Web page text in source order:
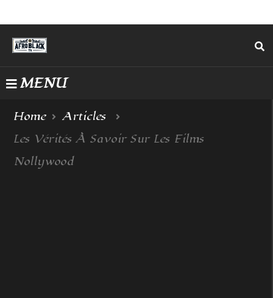
MENU
Home
Articles
Les Vérités À Savoir Sur Les Films
Nollywood